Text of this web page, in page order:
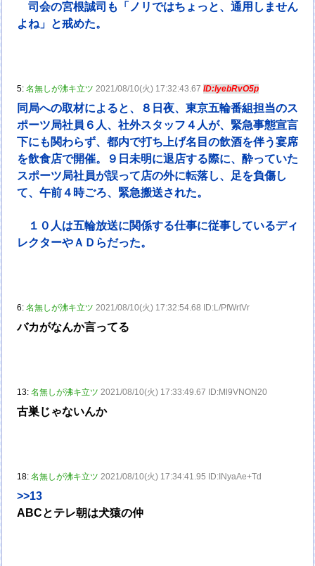
司会の宮根誠司も「ノリではちょっと、通用しません
よね」と戒めた。
5:名無しが沸キ立ツ 2021/08/10(火) 17:32:43.67ID:IyebRvO5p
同局への取材によると、８日夜、東京五輪番組担当のス
ポーツ局社員６人、社外スタッフ４人が、緊急事態宣言
下にも関わらず、都内で打ち上げ名目の飲酒を伴う宴席
を飲食店で開催。９日未明に退店する際に、酔っていた
スポーツ局社員が誤って店の外に転落し、足を負傷し
て、午前４時ごろ、緊急搬送された。
１０人は五輪放送に関係する仕事に従事しているディ
レクターやＡＤらだった。
6:名無しが沸キ立ツ 2021/08/10(火) 17:32:54.68 ID:L/PfWrtVr
バカがなんか言ってる
13:名無しが沸キ立ツ 2021/08/10(火) 17:33:49.67 ID:Ml9VNON20
古巣じゃないんか
18:名無しが沸キ立ツ 2021/08/10(火) 17:34:41.95 ID:INyaAe+Td
>>13
ABCとテレ朝は犬猿の仲